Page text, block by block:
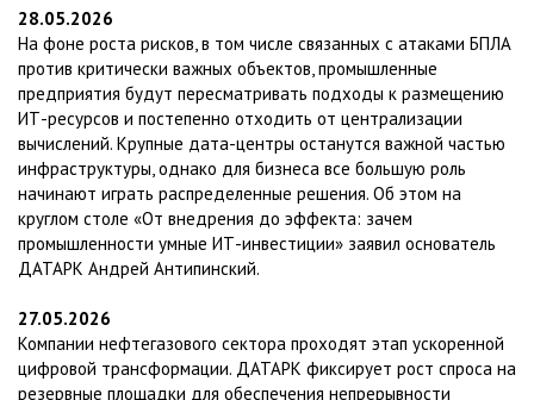
28.05.2026
На фоне роста рисков, в том числе связанных с атаками БПЛА
против критически важных объектов, промышленные
предприятия будут пересматривать подходы к размещению
ИТ-ресурсов и постепенно отходить от централизации
вычислений. Крупные дата-центры останутся важной частью
инфраструктуры, однако для бизнеса все большую роль
начинают играть распределенные решения. Об этом на
круглом столе «От внедрения до эффекта: зачем
промышленности умные ИТ-инвестиции» заявил основатель
ДАТАРК Андрей Антипинский.
27.05.2026
Компании нефтегазового сектора проходят этап ускоренной
цифровой трансформации. ДАТАРК фиксирует рост спроса на
резервные площадки для обеспечения непрерывности